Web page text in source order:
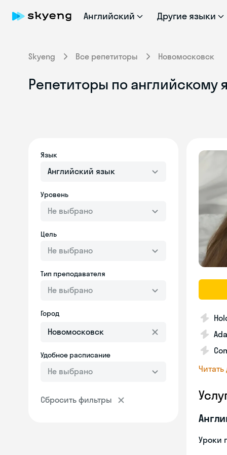
Английский Другие языки
Skyeng Все репетиторы Новомосковск
Репетиторы по
Язык
Английский язык
Уровень
Не выбрано
Цель
Не выбрано
Тип преподавателя
Не выбрано
Город
Удобное расписание
Не выбрано
Сбросить фильтры
Уроки